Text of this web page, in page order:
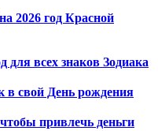
2026 год Красной
для всех знаков Зодиака
в свой День рождения
привлечь деньги